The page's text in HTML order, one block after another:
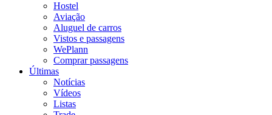
Hostel
Aviação
Aluguel de carros
Vistos e passagens
WePlann
Comprar passagens
Últimas
Notícias
Vídeos
Listas